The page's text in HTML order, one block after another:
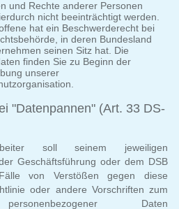
und Rechte anderer Personen
nicht beeinträchtigt werden.
hat ein Beschwerderecht bei
in deren Bundesland
seinen Sitz hat. Die
finden Sie zu Beginn der
unserer
"Datenpannen" (Art. 33 DS-
soll seinem jeweiligen
Geschäftsführung oder dem DSB
von Verstößen gegen diese
oder andere Vorschriften zum
Daten